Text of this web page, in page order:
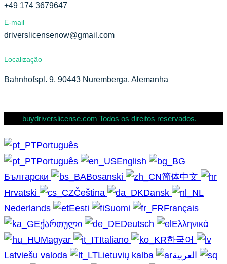
+49 174 3679647
E-mail
driverslicensenow@gmail.com
Localização
Bahnhofspl. 9, 90443 Nuremberga, Alemanha
buydriverslicense.com Todos os direitos reservados.
Português
Português
English
Български
Bosanski
简体中文
Hrvatski
Čeština
Dansk
Nederlands
Eesti Suomi
Français
ქართული
Deutsch
Ελληνικά
Magyar
Italiano
한국어
Latviešu valoda
Lietuvių kalba